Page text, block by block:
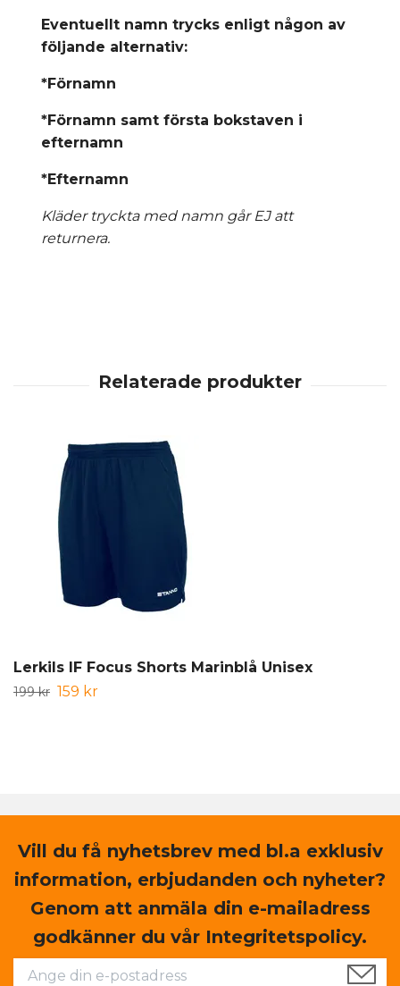
Eventuellt namn trycks enligt någon av
följande alternativ:
*Förnamn
*Förnamn samt första bokstaven i
efternamn
*Efternamn
Kläder tryckta med namn går EJ att
returnera.
Lerkils IF Focus Shorts Marinblå Unisex
199 kr 159 kr
Vill du få nyhetsbrev med bl.a exklusiv
information, erbjudanden och nyheter?
Genom att anmäla din e-mailadress
godkänner du vår Integritetspolicy.